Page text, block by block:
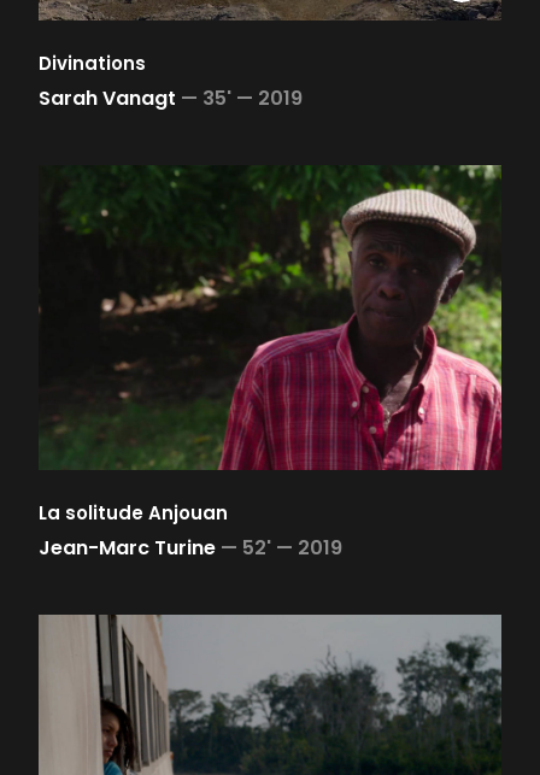
Divinations
Sarah Vanagt — 35' — 2019
La solitude Anjouan
Jean-Marc Turine — 52' — 2019